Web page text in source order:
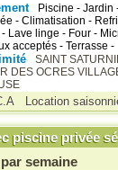
Piscine - Jardin
- Climatisation -
Lave linge - Four -
acceptés - Terrasse -
SAINT
DES OCRES
Location
piscine privée
semaine